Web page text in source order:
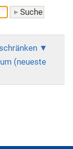
(neueste